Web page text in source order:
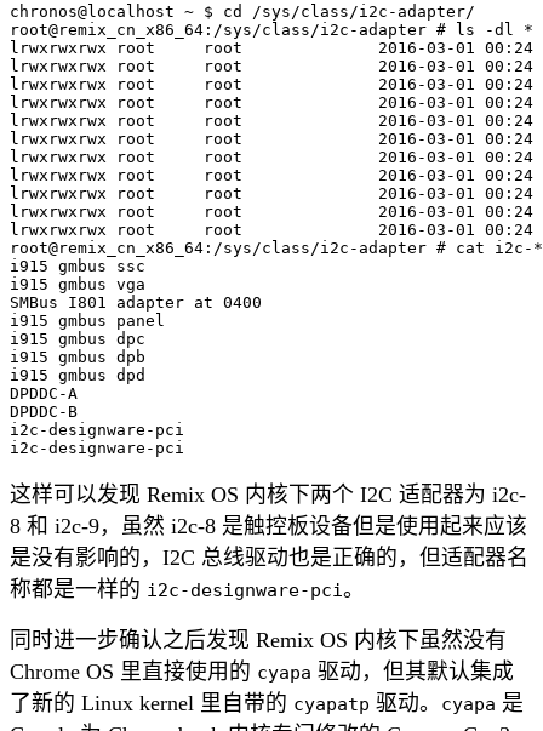
chronos@localhost ~ $ cd /sys/class/i2c-adapter/
root@remix_cn_x86_64:/sys/class/i2c-adapter # ls -dl *
lrwxrwxrwx root     root              2016-03-01 00:24
lrwxrwxrwx root     root              2016-03-01 00:24
lrwxrwxrwx root     root              2016-03-01 00:24
lrwxrwxrwx root     root              2016-03-01 00:24
lrwxrwxrwx root     root              2016-03-01 00:24
lrwxrwxrwx root     root              2016-03-01 00:24
lrwxrwxrwx root     root              2016-03-01 00:24
lrwxrwxrwx root     root              2016-03-01 00:24
lrwxrwxrwx root     root              2016-03-01 00:24
lrwxrwxrwx root     root              2016-03-01 00:24
lrwxrwxrwx root     root              2016-03-01 00:24
root@remix_cn_x86_64:/sys/class/i2c-adapter # cat i2c-
i915 gmbus ssc
i915 gmbus vga
SMBus I801 adapter at 0400
i915 gmbus panel
i915 gmbus dpc
i915 gmbus dpb
i915 gmbus dpd
DPDDC-A
DPDDC-B
i2c-designware-pci
这样可以发现 Remix OS 内核下两个 I2C 适配器为 i2c-
8 和 i2c-9，虽然 i2c-8 是触控板设备但是使用起来应该
是没有影响的，I2C 总线驱动也是正确的，但适配器名
称都是一样的 i2c-designware-pci。
同时进一步确认之后发现 Remix OS 内核下虽然没有
Chrome OS 里直接使用的 cyapa 驱动，但其默认集成
了新的 Linux kernel 里自带的 cyapatp 驱动。 cyapa 是